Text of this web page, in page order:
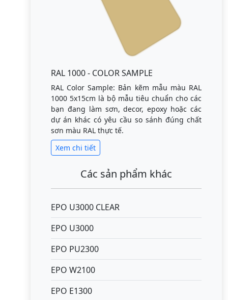
RAL 1000 - COLOR SAMPLE
RAL Color Sample: Bản kẽm mẫu màu RAL
1000 5x15cm là bộ mẫu tiêu chuẩn cho các
bạn đang làm sơn, decor, epoxy hoặc các
dự án khác có yêu cầu so sánh đúng chất
sơn màu RAL thực tế.
Xem chi tiết
Các sản phẩm khác
EPO U3000 CLEAR
EPO U3000
EPO PU2300
EPO W2100
EPO E1300